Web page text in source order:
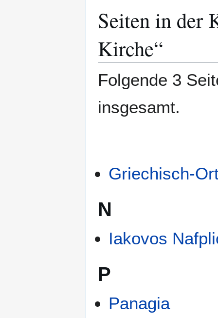
Seiten in der
Kirche“
Folgende 3
insgesamt.
Griechisch-
N
Iakovos
P
Panagia